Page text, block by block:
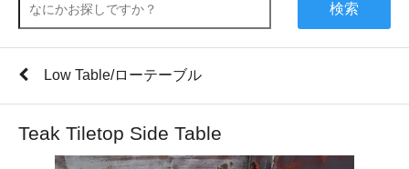
検索
Low Table/ローテーブル
Teak Tiletop Side Table